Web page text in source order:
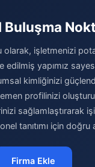
Buluşma
işletmenizi
yapımız
kimliğinizi
profilinizi
sağlamlaştırarak
tanıtımı için
Firma Ekle